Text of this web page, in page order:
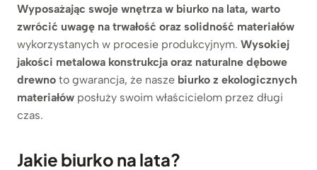
Wyposażając swoje wnętrza w biurko na lata, warto
zwrócić uwagę na trwałość oraz solidność materiałów
wykorzystanych w procesie produkcyjnym. Wysokiej
jakości metalowa konstrukcja oraz naturalne dębowe
drewno to gwarancja, że nasze biurko z ekologicznych
materiałów posłuży swoim właścicielom przez długi
czas.
Jakie biurko na lata?